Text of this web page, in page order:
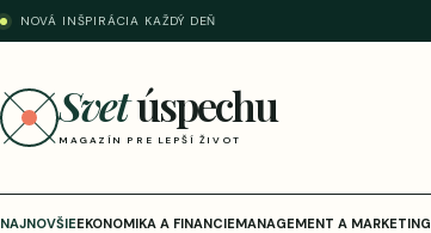
NOVÁ INŠPIRÁCIA KAŽDÝ DEŇ
Svetúspechu
MAGAZÍN PRE LEPŠÍ ŽIVOT
NAJNOVŠIEEKONOMIKA A FINANCIEMANAGEMENT A MARKETING